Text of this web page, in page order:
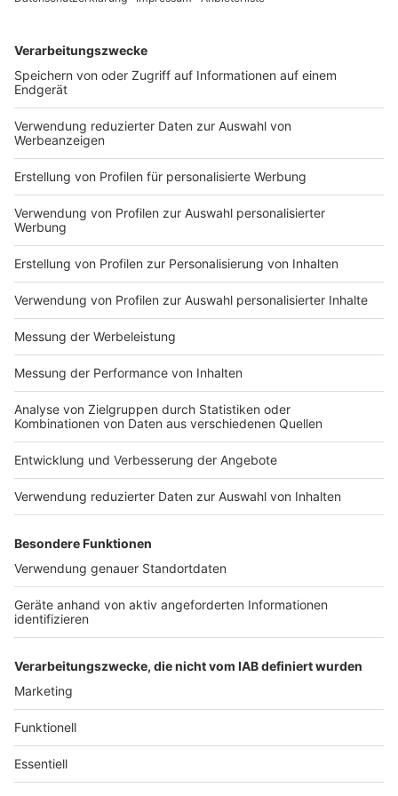
1063343 Unsere Princess
Material haben. Sie verrät
ganz attraktiv findet,
Teil der Queeren Bubble ist
und was es mit
eingefrorenem Sperma auf
sich hat. Dieser Podcast
Media: sales@julep.de Wir
verarbeiten im
Zusammenhang mit dem
Angebot unserer Podcasts
automatischen
Übermittlung der Daten
widersprechen wollen,
melden Sie sich hier:
https://plus.rtl.de/video-tv/shows/lets-dance-
der-offizielle-video-podcast-1063343 Unsere
Princess Charming findet eine Tanzpartnerin
sollte durchaus Girlfriend-Material haben. Sie
verrät uns, wen sie aus dem Cast ganz attraktiv
findet, warum sie nicht so gern Teil der Queeren
Bubble ist und was es mit eingefrorenem Sperma
auf sich hat. Dieser Podcast wird vermarktet von
Julep Media: sales@julep.de Wir verarbeiten im
Zusammenhang mit dem Angebot unserer
Podcasts Daten. Wenn Sie der automatischen
Übermittlung der Daten widersprechen wollen,
melden Sie sich hier: datenschutz@julep.de
20.02.2026 00:00 / 20min
Impressum
Nutzungsbedingungen
Jobs
Presse
Werben
Archiv
ANTENNE BAYERN GROUP
Stiftung ANTENNE BAYERN
hilft
Teilnahmebedingungen
Grounding Page ANTENNE
BAYERN
Kontakt
Studio-Hotline
Verkehrs-Hotline
Datenschutz­erklärung
Newsletter